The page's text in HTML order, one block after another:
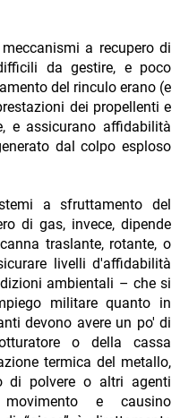
a recupero di
da gestire, e poco
del rinculo erano (e
dei propellenti e
e assicurano affidabilità
dal colpo esploso
a sfruttamento del
di gas, invece, dipende
traslante, rotante, o
livelli d'affidabilità
ambientali – che si
militare quanto in
devono avere un po' di
o della cassa
termica del metallo,
di polvere o altri agenti
e causino